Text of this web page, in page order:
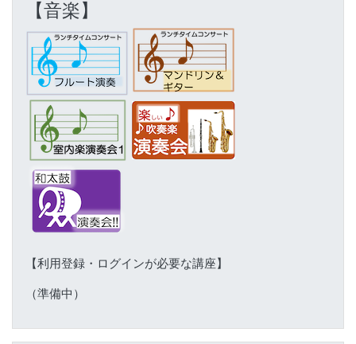
【音楽】
【利用登録・ログインが必要な講座】
（準備中）